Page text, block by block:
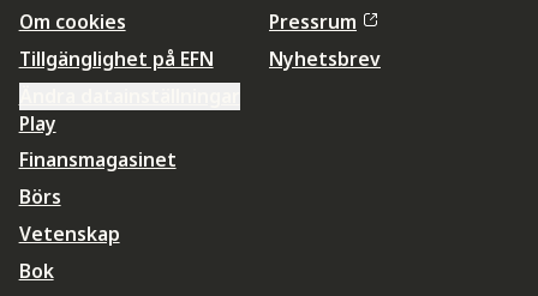
Om cookies
Tillgänglighet på EFN
Pressrum
Nyhetsbrev
Play
Finansmagasinet
Börs
Vetenskap
Bok